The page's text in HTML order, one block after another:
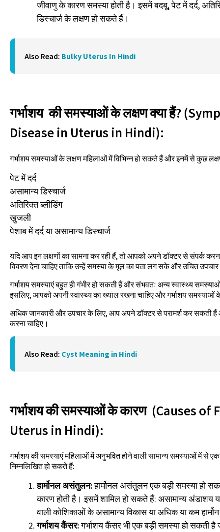
जीवाणु के कारण समस्या होती है। इसमें बदबू, पेट में दर्द,
डिस्चार्ज के लक्षण हो सकते हैं।
Also Read: Bulky Uterus In Hindi
गर्भाशय की समस्याओं के लक्षण क्या हैं?
Disease in Uterus in Hindi):
गर्भाशय समस्याओं के लक्षण महिलाओं में विभिन्न हो सकते हैं और इनमें से कुछ
पेट में दर्द
असामान्य डिस्चार्ज
अतिरिक्त ब्लीडिंग
खुजली
पेशाब में दर्द या असामान्य डिस्चार्ज
यदि आप इन लक्षणों का सामना कर रही हैं, तो आपको अपने डॉक्टर से संपर्क
विवरण देना चाहिए ताकि उन्हें समस्या के मूल का पता लग सके और उचित
गर्भाशय समस्याएं बहुत ही गंभीर हो सकती हैं और संभवतः अन्य स्वास्थ्य
इसलिए, आपको अपनी स्वास्थ्य का ख्याल रखना चाहिए और गर्भाशय समस्याओं के
अधिक जानकारी और उपचार के लिए, आप अपने डॉक्टर से परामर्श कर सकती
करना चाहिए।
Also Read: Cyst Meaning in Hindi
गर्भाशय की समस्याओं के कारण (Causes
Uterus in Hindi):
गर्भाशय की समस्याएं महिलाओं में अनुभवित होने वाली सामान्य समस्याओं में से
निम्नलिखित हो सकते हैं:
हार्मोनल असंतुलन:हार्मोनल असंतुलन एक बड़ी समस्या हो
कारण होती है। इसमें शामिल हो सकते हैं: असामान्य अंडाशय
वाली कोशिकाओं के असामान्य विकास या अधिक या कम
गर्भाशय कैंसर:गर्भाशय कैंसर भी एक बड़ी समस्या हो सकती है